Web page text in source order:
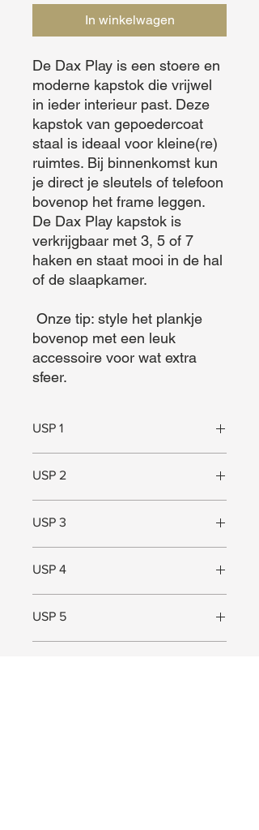
In winkelwagen
De Dax Play is een stoere en
moderne kapstok die vrijwel
in ieder interieur past. Deze
kapstok van gepoedercoat
staal is ideaal voor kleine(re)
ruimtes. Bij binnenkomst kun
je direct je sleutels of telefoon
bovenop het frame leggen.
De Dax Play kapstok is
verkrijgbaar met 3, 5 of 7
haken en staat mooi in de hal
of de slaapkamer.
bovenop met een leuk
accessoire voor wat extra
sfeer.
USP 1
USP 2
USP 3
USP 4
USP 5